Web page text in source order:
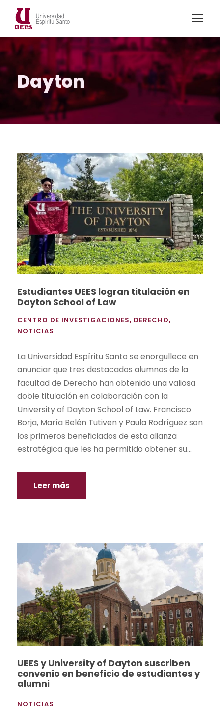
Dayton
Estudiantes UEES logran titulación en
Dayton School of Law
CENTRO DE INVESTIGACIONES, DERECHO,
NOTICIAS
La Universidad Espíritu Santo se enorgullece en
anunciar que tres destacados alumnos de la
facultad de Derecho han obtenido una valiosa
doble titulación en colaboración con la
University of Dayton School of Law. Francisco
Borja, María Belén Tutiven y Paula Rodríguez son
los primeros beneficiados de esta alianza
estratégica que les ha permitido obtener su...
Leer más
UEES y University of Dayton suscriben
convenio en beneficio de estudiantes y
alumni
NOTICIAS